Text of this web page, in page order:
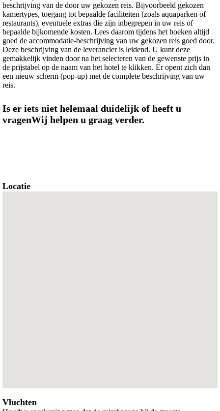
beschrijving van de door uw gekozen reis. Bijvoorbeeld gekozen
kamertypes, toegang tot bepaalde faciliteiten (zoals aquaparken of
restaurants), eventuele extras die zijn inbegrepen in uw reis of
bepaalde bijkomende kosten. Lees daarom tijdens het boeken altijd
goed de accommodatie-beschrijving van uw gekozen reis goed door.
Deze beschrijving van de leverancier is leidend. U kunt deze
gemakkelijk vinden door na het selecteren van de gewenste prijs in
de prijstabel op de naam van het hotel te klikken. Er opent zich dan
een nieuw scherm (pop-up) met de complete beschrijving van uw
reis.
Is er iets niet helemaal duidelijk of heeft u
vragenWij helpen u graag verder.
Locatie
Vluchten